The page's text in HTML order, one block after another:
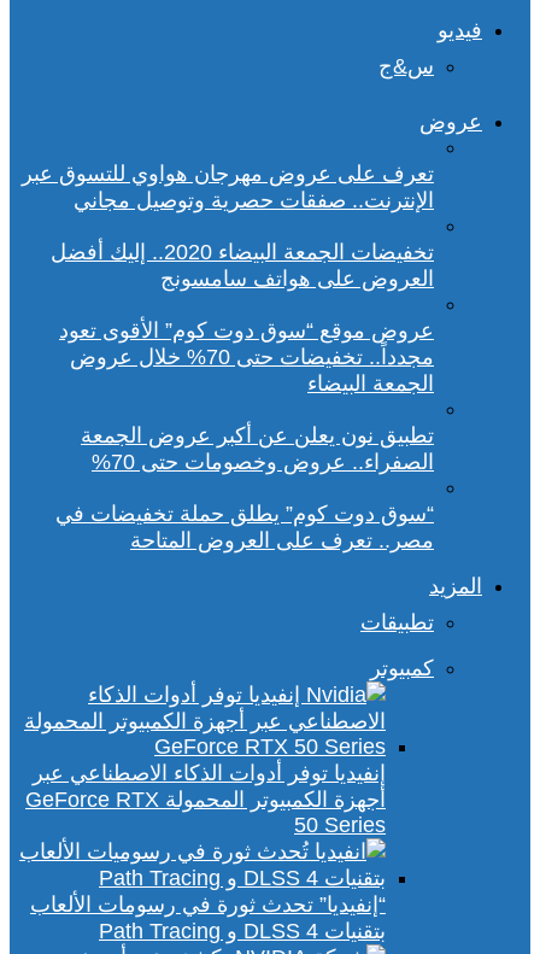
فيديو
س&ج
عروض
تعرف على عروض مهرجان هواوي للتسوق عبر
الإنترنت.. صفقات حصرية وتوصيل مجاني
تخفيضات الجمعة البيضاء 2020.. إليك أفضل
العروض على هواتف سامسونج
عروض موقع “سوق دوت كوم” الأقوى تعود
مجدداً.. تخفيضات حتى 70% خلال عروض
الجمعة البيضاء
تطبيق نون يعلن عن أكبر عروض الجمعة
الصفراء.. عروض وخصومات حتى 70%
“سوق دوت كوم” يطلق حملة تخفيضات في
مصر.. تعرف على العروض المتاحة
المزيد
تطبيقات
كمبيوتر
إنفيديا توفر أدوات الذكاء الاصطناعي عبر
أجهزة الكمبيوتر المحمولة GeForce RTX
50 Series
“إنفيديا” تحدث ثورة في رسومات الألعاب
بتقنيات DLSS 4 و Path Tracing